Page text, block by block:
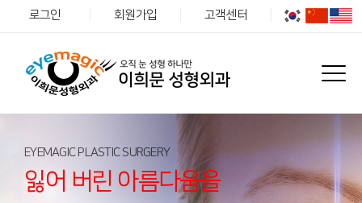
로그인 회원가입 고객센터
EYEMAGIC PLASTIC SURGERY
잃어 버린 아름다움을